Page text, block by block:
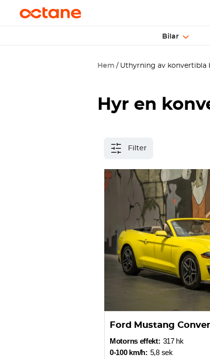
Bilar
Hem Uthyrning av konvertibla
Hyr en
Filter
Ford Mustang
Motorns effekt: 317 hk
0-100 km/h: 5,8 sek